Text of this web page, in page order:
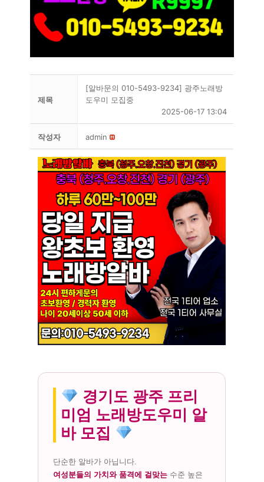
제목
[알바문의 010-5493-9234] 광주노래방
도우미 모집중
2025-06-17 13:04
작성자 admin
경기도 광주 프리
미엄 노래방도우미 알
바 모집
단순한 알바가 아닙니다.
여성분들의 가치와 품격에 걸맞는 수준 높은